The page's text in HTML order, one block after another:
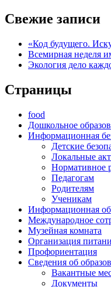
Свежие записи
«Код будущего.
Всемирная неделя
Экология дело
Страницы
food
Дошкольное
Информационная
Детские
Локальные
Нормативное
Педагогам
Родителям
Ученикам
Информационная
Международное
Музейная комната
Организация
Профориентация
Сведения об
Вакантные
Документы